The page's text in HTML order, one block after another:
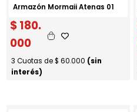
Armazón Mormaii Atenas 01
$180.
000
3 Cuotas de $ 60.000 (sin
interés)